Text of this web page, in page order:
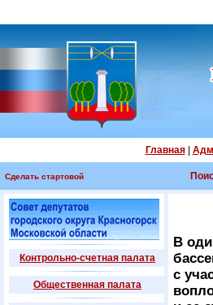
Главная|
Сделать стартовой
Контрольно-счетная палата
Общественная палата
В
с